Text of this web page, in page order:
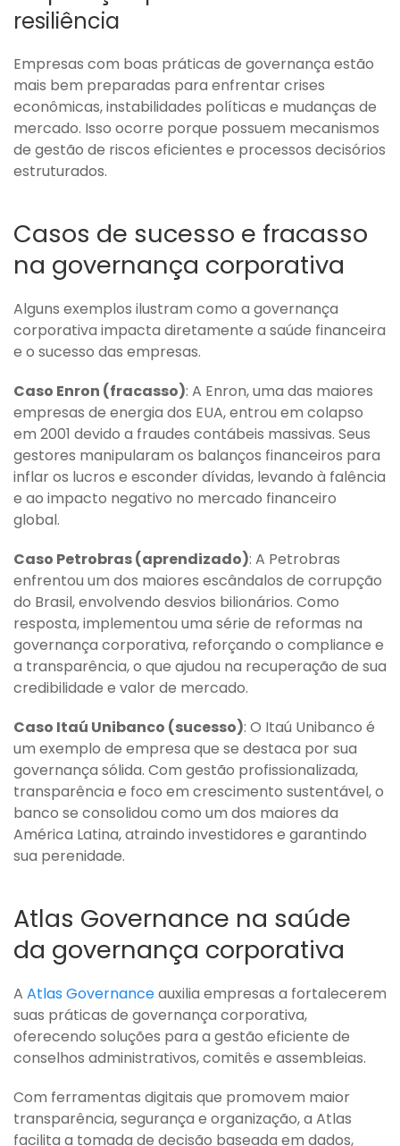
resiliência
Empresas com boas práticas de governança estão
mais bem preparadas para enfrentar crises
econômicas, instabilidades políticas e mudanças de
mercado. Isso ocorre porque possuem mecanismos
de gestão de riscos eficientes e processos decisórios
estruturados.
Casos de sucesso e fracasso
na governança corporativa
Alguns exemplos ilustram como a governança
corporativa impacta diretamente a saúde financeira
e o sucesso das empresas.
Caso Enron (fracasso): A Enron, uma das maiores
empresas de energia dos EUA, entrou em colapso
em 2001 devido a fraudes contábeis massivas. Seus
gestores manipularam os balanços financeiros para
inflar os lucros e esconder dívidas, levando à falência
e ao impacto negativo no mercado financeiro
global.
Caso Petrobras (aprendizado): A Petrobras
enfrentou um dos maiores escândalos de corrupção
do Brasil, envolvendo desvios bilionários. Como
resposta, implementou uma série de reformas na
governança corporativa, reforçando o compliance e
a transparência, o que ajudou na recuperação de sua
credibilidade e valor de mercado.
Caso Itaú Unibanco (sucesso): O Itaú Unibanco é
um exemplo de empresa que se destaca por sua
governança sólida. Com gestão profissionalizada,
transparência e foco em crescimento sustentável, o
banco se consolidou como um dos maiores da
América Latina, atraindo investidores e garantindo
sua perenidade.
Atlas Governance na saúde
da governança corporativa
A Atlas Governanceauxilia empresas a fortalecerem
suas práticas de governança corporativa,
oferecendo soluções para a gestão eficiente de
conselhos administrativos, comitês e assembleias.
Com ferramentas digitais que promovem maior
transparência, segurança e organização, a Atlas
facilita a tomada de decisão baseada em dados,